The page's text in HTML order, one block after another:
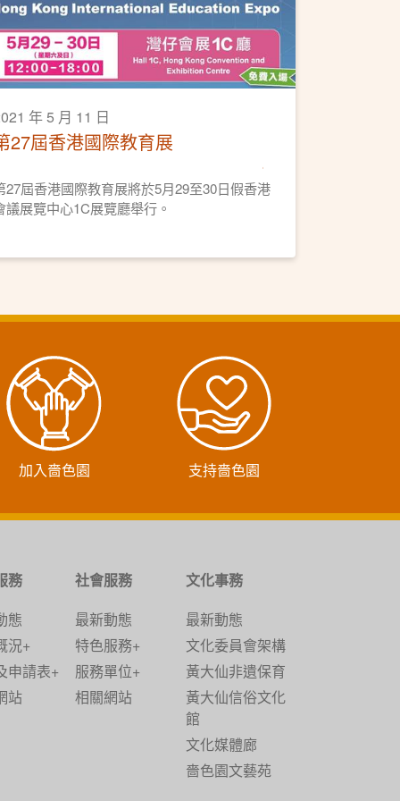
年 5 月 11 日
27屆香港國際教育展
27屆香港國際教育展將於5月29至30日假香港
議展覽中心1C展覽廳舉行。
加入嗇色園 支持嗇色園
務
態
況+
申請表+
站
社會服務
最新動態
特色服務+
服務單位+
相關網站
文化事務
最新動態
文化委員會架構
黃大仙非遺保育
黃大仙信俗文化
館
文化媒體廊
嗇色園文藝苑